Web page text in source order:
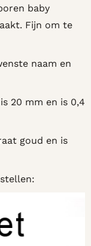
baby
Fijn om te
naam en
20 mm en is 0,4
goud en is